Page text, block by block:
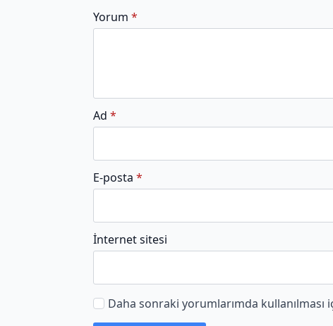
Yorum *
Ad *
E-posta *
İnternet sitesi
Daha sonraki yorumlarımda kullanılması